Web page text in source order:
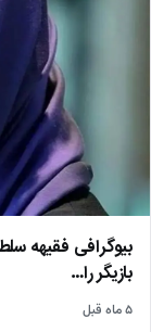
بیوگرافی فقیهه
بازیگر را…
۵ ماه قبل